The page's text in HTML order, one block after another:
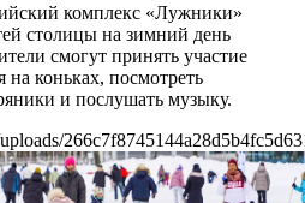
комплекс «Лужники»
столицы на зимний день
смогут принять участие
на коньках, посмотреть
и послушать музыку.